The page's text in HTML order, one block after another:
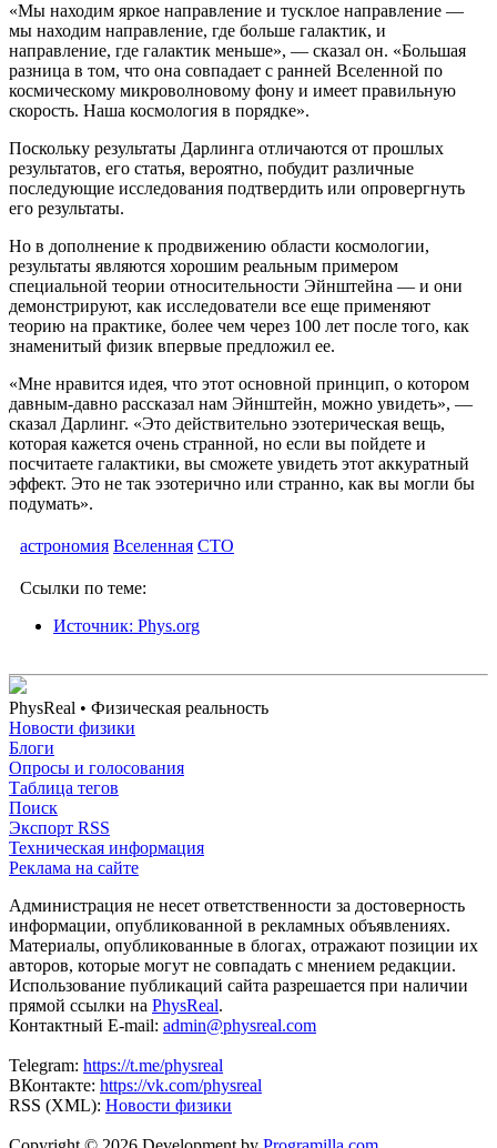
«Мы находим яркое направление и тусклое направление —
мы находим направление, где больше галактик, и
направление, где галактик меньше», — сказал он. «Большая
разница в том, что она совпадает с ранней Вселенной по
космическому микроволновому фону и имеет правильную
скорость. Наша космология в порядке».
Поскольку результаты Дарлинга отличаются от прошлых
результатов, его статья, вероятно, побудит различные
последующие исследования подтвердить или опровергнуть
его результаты.
Но в дополнение к продвижению области космологии,
результаты являются хорошим реальным примером
специальной теории относительности Эйнштейна — и они
демонстрируют, как исследователи все еще применяют
теорию на практике, более чем через 100 лет после того, как
знаменитый физик впервые предложил ее.
«Мне нравится идея, что этот основной принцип, о котором
давным-давно рассказал нам Эйнштейн, можно увидеть», —
сказал Дарлинг. «Это действительно эзотерическая вещь,
которая кажется очень странной, но если вы пойдете и
посчитаете галактики, вы сможете увидеть этот аккуратный
эффект. Это не так эзотерично или странно, как вы могли бы
подумать».
астрономия Вселенная СТО
Ссылки по теме:
Источник: Phys.org
PhysReal • Физическая реальность
Новости физики
Блоги
Опросы и голосования
Таблица тегов
Поиск
Экспорт RSS
Техническая информация
Реклама на сайте
Администрация не несет ответственности за достоверность
информации, опубликованной в рекламных объявлениях.
Материалы, опубликованные в блогах, отражают позиции их
авторов, которые могут не совпадать с мнением редакции.
Использование публикаций сайта разрешается при наличии
прямой ссылки на PhysReal.
Контактный E-mail: admin@physreal.com
Telegram: https://t.me/physreal
ВКонтакте: https://vk.com/physreal
RSS (XML): Новости физики